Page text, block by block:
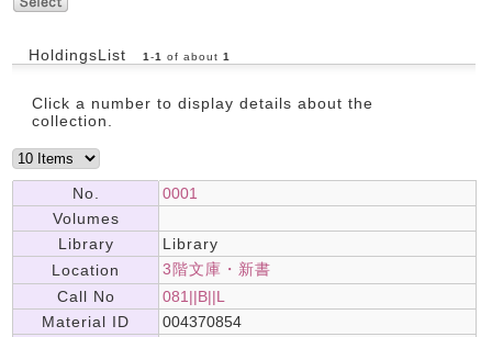
HoldingsList 1 -1 of about 1
Click a number to display details about the
collection.
No.
0001
Volumes
Library
Library
Location
3階文庫・新書
Call No
081||B||L
Material ID
004370854